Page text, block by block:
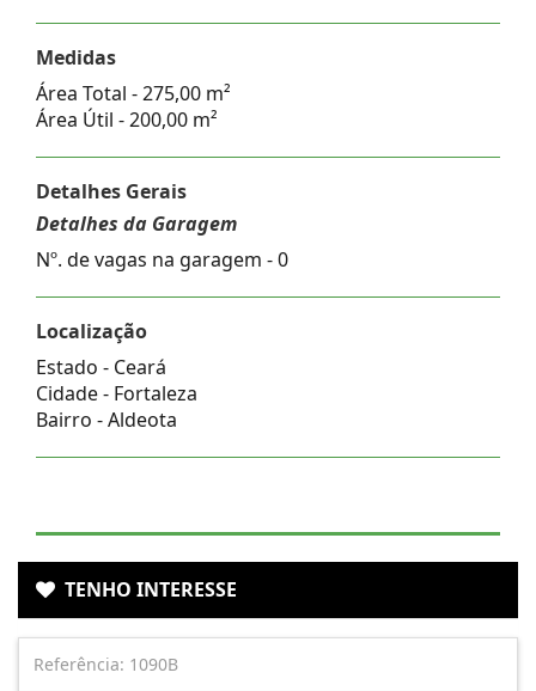
Medidas
Área Total - 275,00 m²
Área Útil - 200,00 m²
Detalhes Gerais
Detalhes da Garagem
Nº. de vagas na garagem - 0
Localização
Estado - Ceará
Cidade - Fortaleza
Bairro -Aldeota
TENHO INTERESSE